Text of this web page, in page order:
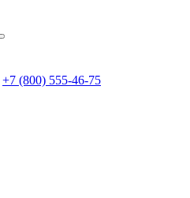
+7 (800) 555-46-75